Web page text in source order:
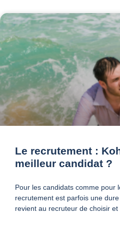
Le recrutement :
meilleur candidat ?
Pour les candidats comme pour
recrutement est parfois une
revient au recruteur de choisir et